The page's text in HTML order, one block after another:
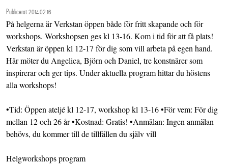
Publicerat 2014.02.16
På helgerna är Verkstan öppen både för fritt skapande och för
workshops. Workshopsen ges kl 13-16. Kom i tid för att få plats!
Verkstan är öppen kl 12-17 för dig som vill arbeta på egen hand.
Här möter du Angelica, Björn och Daniel, tre konstnärer som
inspirerar och ger tips. Under aktuella program hittar du höstens
alla workshops!
•Tid: Öppen ateljé kl 12-17, workshop kl 13-16 •För vem: För dig
mellan 12 och 26 år •Kostnad: Gratis! •Anmälan: Ingen anmälan
behövs, du kommer till de tillfällen du själv vill
Helgworkshops program